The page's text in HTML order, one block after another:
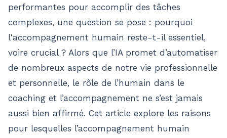
performantes pour accomplir des tâches
complexes, une question se pose : pourquoi
l'accompagnement humain reste-t-il essentiel,
voire crucial ? Alors que l’IA promet d’automatiser
de nombreux aspects de notre vie professionnelle
et personnelle, le rôle de l’humain dans le
coaching et l’accompagnement ne s’est jamais
aussi bien affirmé. Cet article explore les raisons
pour lesquelles l’accompagnement humain